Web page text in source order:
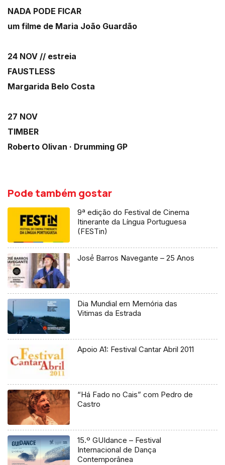
NADA PODE FICAR
um filme de Maria João Guardão
24 NOV // estreia
FAUSTLESS
Margarida Belo Costa
27 NOV
TIMBER
Roberto Olivan · Drumming GP
Pode também gostar
9ª edição do Festival de Cinema
Itinerante da Língua Portuguesa
(FESTin)
José́ Barros Navegante – 25 Anos
Dia Mundial em Memória das
Vitimas da Estrada
Apoio A1: Festival Cantar Abril 2011
“Há Fado no Cais” com Pedro de
Castro
15.º GUIdance – Festival
Internacional de Dança
Contemporânea